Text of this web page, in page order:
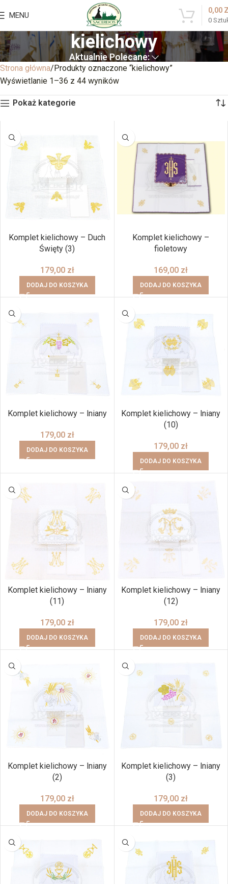
MENU
0
0,00
kielichowy
Aktualnie Polecane:
Strona główna Produkty oznaczone “kielichowy”
Wyświetlanie 1–36 z 44 wyników
Pokaż kategorie
Komplet kielichowy – Duch
Święty (3)
179,00 zł
DODAJ DO KOSZYKA
Komplet kielichowy –
fioletowy
169,00 zł
DODAJ DO KOSZYKA
Komplet kielichowy – lniany
179,00 zł
DODAJ DO KOSZYKA
Komplet kielichowy – lniany
(10)
179,00 zł
DODAJ DO KOSZYKA
Komplet kielichowy – lniany
(11)
179,00 zł
DODAJ DO KOSZYKA
Komplet kielichowy – lniany
(12)
179,00 zł
DODAJ DO KOSZYKA
Komplet kielichowy – lniany
(2)
179,00 zł
DODAJ DO KOSZYKA
Komplet kielichowy – lniany
(3)
179,00 zł
DODAJ DO KOSZYKA